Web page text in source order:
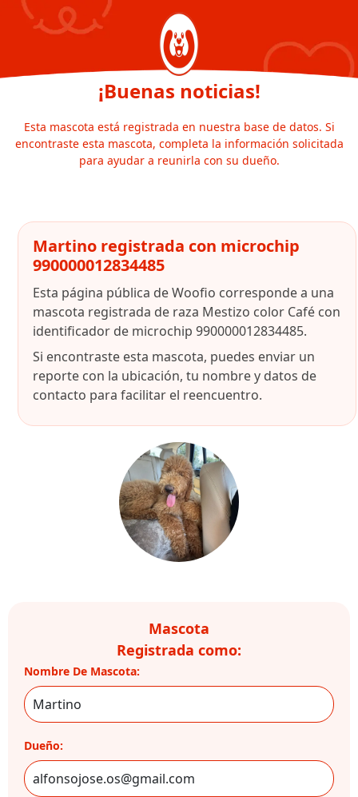
¡Buenas noticias!
Esta mascota está registrada en nuestra base de datos. Si
encontraste esta mascota, completa la información solicitada
para ayudar a reunirla con su dueño.
Martino registrada con microchip
990000012834485
Esta página pública de Woofio corresponde a una
mascota registrada de raza Mestizo color Café con
identificador de microchip 990000012834485.
Si encontraste esta mascota, puedes enviar un
reporte con la ubicación, tu nombre y datos de
contacto para facilitar el reencuentro.
Mascota
Registrada como:
Nombre De Mascota:
Dueño: